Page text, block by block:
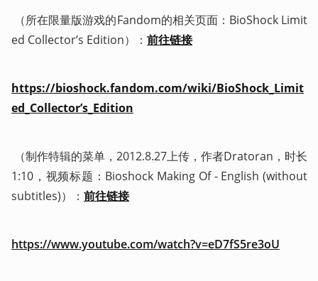
ed Collector’s Edition）： 前往链接
https://bioshock.fandom.com/wiki/BioShock_Limit
ed_Collector’s_Edition
1:10，视频标题：Bioshock Making Of - English (without
subtitles)）： 前往链接
https://www.youtube.com/watch?v=eD7fS5re3oU